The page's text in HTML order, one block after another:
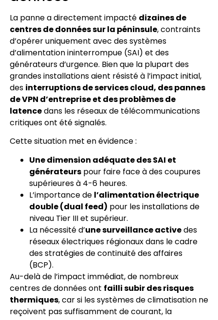
La panne a directement impacté dizaines de
centres de données sur la péninsule, contraints
d’opérer uniquement avec des systèmes
d’alimentation ininterrompue (SAI) et des
générateurs d’urgence. Bien que la plupart des
grandes installations aient résisté à l’impact initial,
des interruptions de services cloud, des pannes
de VPN d’entreprise et des problèmes de
latencedans les réseaux de télécommunications
critiques ont été signalés.
Cette situation met en évidence :
Une dimension adéquate des SAI et
générateurs pour faire face à des coupures
supérieures à 4-6 heures.
L’importance de l’alimentation électrique
double (dual feed) pour les installations de
niveau Tier III et supérieur.
La nécessité d’une surveillance activedes
réseaux électriques régionaux dans le cadre
des stratégies de continuité des affaires
(BCP).
Au-delà de l’impact immédiat, de nombreux
centres de données ont failli subir des risques
thermiques, car si les systèmes de climatisation ne
reçoivent pas suffisamment de courant, la